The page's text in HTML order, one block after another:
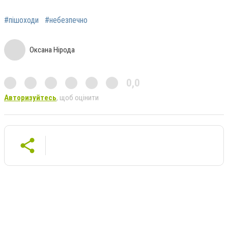
#пішоходи #небезпечно
Оксана Нірода
0,0
Авторизуйтесь, щоб оцінити